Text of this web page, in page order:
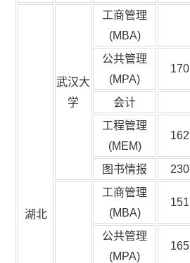
湖北
武汉大
学
工商管理
(MBA)
公共管理
(MPA)
170
会计
工程管理
(MEM)
162
图书情报 230
工商管理
(MBA)
151
公共管理
(MPA)
165